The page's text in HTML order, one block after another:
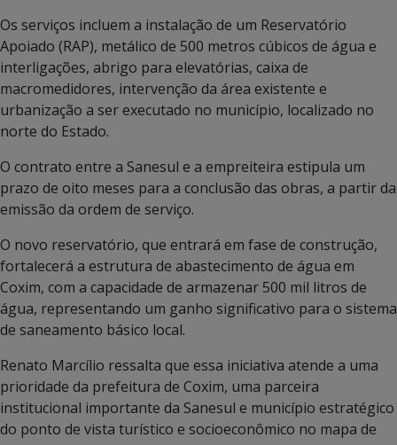
Os serviços incluem a instalação de um Reservatório
Apoiado (RAP), metálico de 500 metros cúbicos de água e
interligações, abrigo para elevatórias, caixa de
macromedidores, intervenção da área existente e
urbanização a ser executado no município, localizado no
norte do Estado.
O contrato entre a Sanesul e a empreiteira estipula um
prazo de oito meses para a conclusão das obras, a partir da
emissão da ordem de serviço.
O novo reservatório, que entrará em fase de construção,
fortalecerá a estrutura de abastecimento de água em
Coxim, com a capacidade de armazenar 500 mil litros de
água, representando um ganho significativo para o sistema
de saneamento básico local.
Renato Marcílio ressalta que essa iniciativa atende a uma
prioridade da prefeitura de Coxim, uma parceira
institucional importante da Sanesul e município estratégico
do ponto de vista turístico e socioeconômico no mapa de